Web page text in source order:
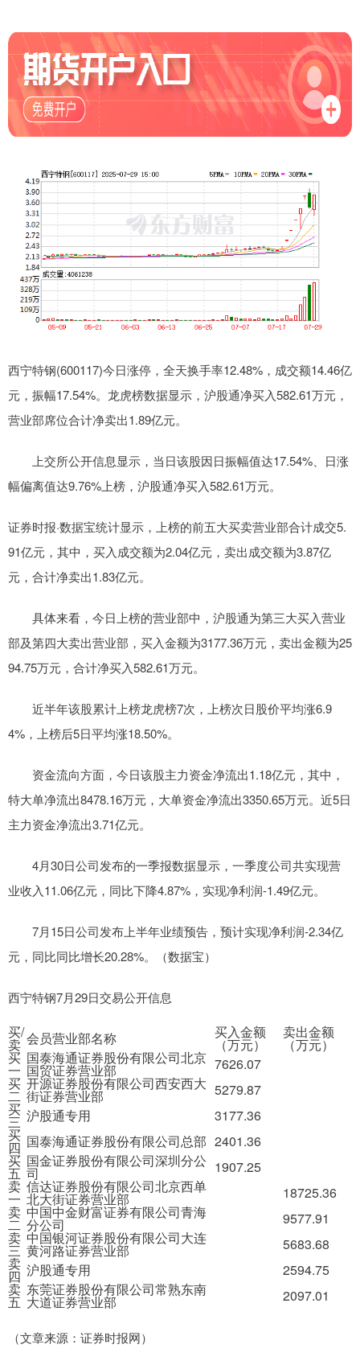
西宁特钢(600117)今日涨停，全天换手率12.48%，成交额14.46亿
元，振幅17.54%。龙虎榜数据显示，沪股通净买入582.61万元，
营业部席位合计净卖出1.89亿元。
上交所公开信息显示，当日该股因日振幅值达17.54%、日涨
幅偏离值达9.76%上榜，沪股通净买入582.61万元。
证券时报·数据宝统计显示，上榜的前五大买卖营业部合计成交5.
91亿元，其中，买入成交额为2.04亿元，卖出成交额为3.87亿
元，合计净卖出1.83亿元。
具体来看，今日上榜的营业部中，沪股通为第三大买入营业
部及第四大卖出营业部，买入金额为3177.36万元，卖出金额为25
94.75万元，合计净买入582.61万元。
近半年该股累计上榜龙虎榜7次，上榜次日股价平均涨6.9
4%，上榜后5日平均涨18.50%。
资金流向方面，今日该股主力资金净流出1.18亿元，其中，
特大单净流出8478.16万元，大单资金净流出3350.65万元。近5日
主力资金净流出3.71亿元。
4月30日公司发布的一季报数据显示，一季度公司共实现营
业收入11.06亿元，同比下降4.87%，实现净利润-1.49亿元。
7月15日公司发布上半年业绩预告，预计实现净利润-2.34亿
元，同比同比增长20.28%。（数据宝）
西宁特钢7月29日交易公开信息
买/
卖 会员营业部名称 买入金额
（万元）
卖出金额
（万元）
买
一
国泰海通证券股份有限公司北京
国贸证券营业部
7626.07
买
二
开源证券股份有限公司西安西大
街证券营业部
5279.87
买
三 沪股通专用
3177.36
买
四 国泰海通证券股份有限公司总部 2401.36
买
五
国金证券股份有限公司深圳分公
司
1907.25
卖
一
信达证券股份有限公司北京西单
北大街证券营业部
18725.36
卖
二
中国中金财富证券有限公司青海
分公司
9577.91
卖
三
中国银河证券股份有限公司大连
黄河路证券营业部
5683.68
卖
四 沪股通专用
2594.75
卖
五
东莞证券股份有限公司常熟东南
大道证券营业部 2097.01
（文章来源：证券时报网）